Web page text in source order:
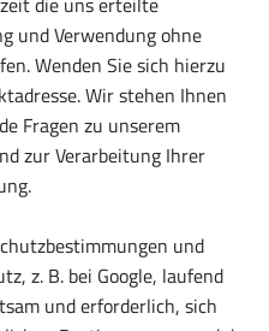
und Verwendung ohne
Wenden Sie sich hierzu
Wir stehen Ihnen
Fragen zu unserem
zur Verarbeitung Ihrer
und
z. B. bei Google, laufend
und erforderlich, sich